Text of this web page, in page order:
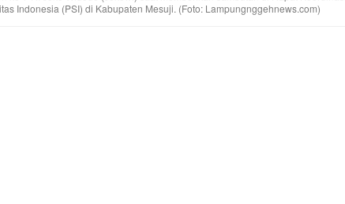
Indonesia (PSI) di Kabupaten Mesuji. (Foto: Lampungnggehnews.com)